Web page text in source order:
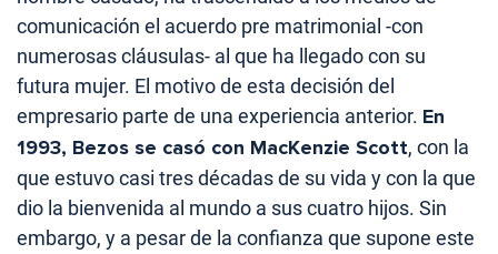
comunicación el acuerdo pre matrimonial -con
numerosas cláusulas- al que ha llegado con su
futura mujer. El motivo de esta decisión del
empresario parte de una experiencia anterior. En
1993, Bezos se casó con MacKenzie Scott, con la
que estuvo casi tres décadas de su vida y con la que
dio la bienvenida al mundo a sus cuatro hijos. Sin
embargo, y a pesar de la confianza que supone este